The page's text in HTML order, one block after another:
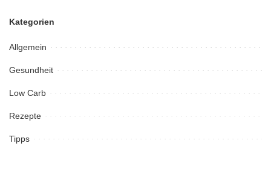
Kategorien
Allgemein
Gesundheit
Low Carb
Rezepte
Tipps